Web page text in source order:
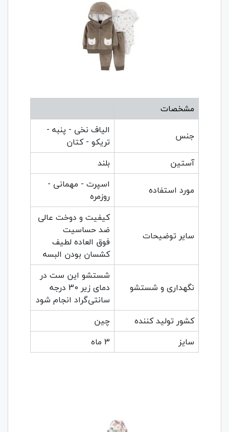
مشخصات
جنس
الیاف نخی - پنبه -
تریکو - کتان
آستین
بلند
مورد استفاده
اسپرت - مهمانی -
روزمره
سایر توضیحات
کیفیت و دوخت عالی
ضد حساسیت
فوق العاده لطیف
کشسان بودن البسه
نگهداری و شستشو
شستشو این ست در
دمای زیر 30 درجه
سانتی‌گراد انجام شود
کشور تولید کننده
چین
سایز
3 ماه